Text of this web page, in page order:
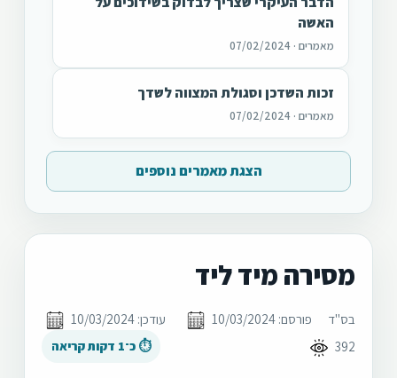
האשה
מאמרים · 07/02/2024
זכות השדכן וסגולת המצווה לשדך
מאמרים · 07/02/2024
הצגת מאמרים נוספים
מסירה מיד ליד
בס"ד פורסם: 10/03/2024
עודכן: 10/03/2024
392
⏱ כ־1 דקות קריאה